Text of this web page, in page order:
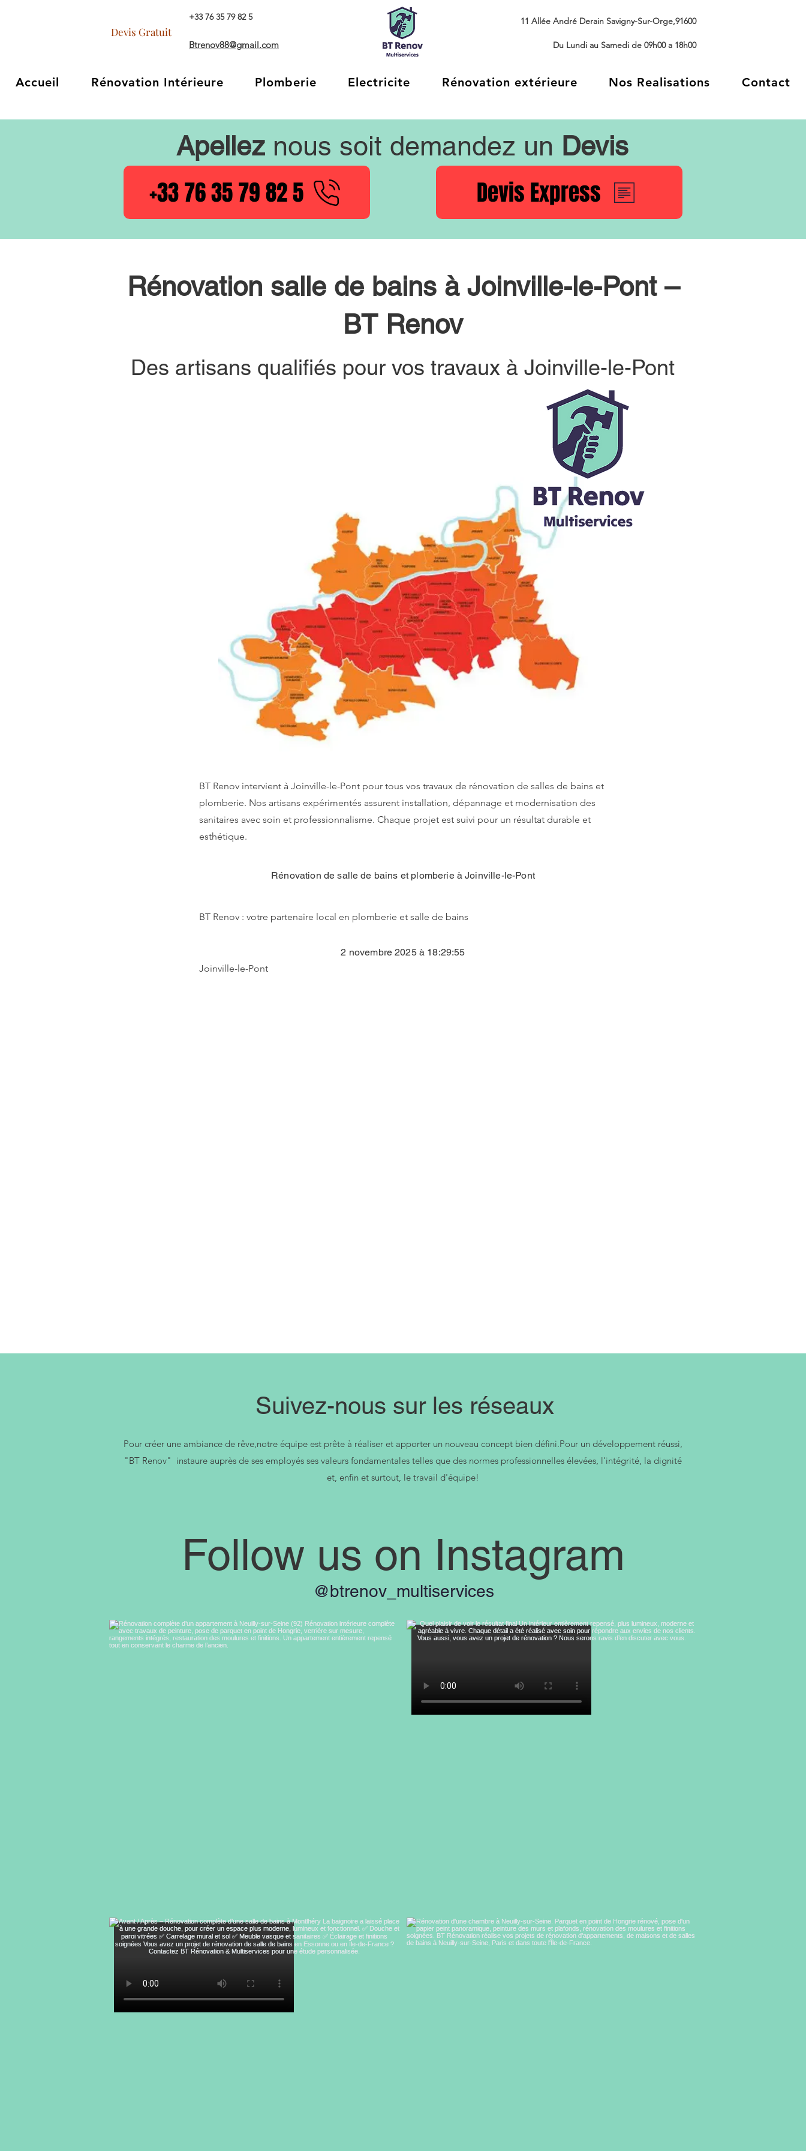
Devis Gratuit
+33 76 35 79 82 5
Btrenov88@gmail.com
11 Allée André Derain Savigny-Sur-Orge,91600
Du Lundi au Samedi de 09h00 a 18h00
Accueil Rénovation Intérieure Plomberie Electricite Rénovation extérieure Nos Realisations Contact
Apellez nous soit demandez un Devis
+33 76 35 79 82 5 Devis Express
Rénovation salle de bains à Joinville-le-Pont –
BT Renov
Des artisans qualifiés pour vos travaux à Joinville-le-Pont
BT Renov intervient à Joinville-le-Pont pour tous vos travaux de rénovation de salles de bains et
plomberie. Nos artisans expérimentés assurent installation, dépannage et modernisation des
sanitaires avec soin et professionnalisme. Chaque projet est suivi pour un résultat durable et
esthétique.
Rénovation de salle de bains et plomberie à Joinville-le-Pont
BT Renov : votre partenaire local en plomberie et salle de bains
2 novembre 2025 à 18:29:55
Joinville-le-Pont
Suivez-nous sur les réseaux
Pour créer une ambiance de rêve,notre équipe est prête à réaliser et apporter un nouveau concept bien défini.Pour un développement réussi,
"BT Renov" instaure auprès de ses employés ses valeurs fondamentales telles que des normes professionnelles élevées, l'intégrité, la dignité
et, enfin et surtout, le travail d'équipe!
Follow us on Instagram
@btrenov_multiservices